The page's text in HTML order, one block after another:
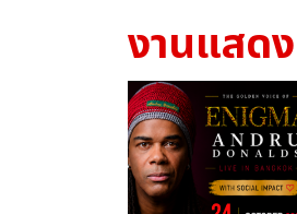
งานแสดง